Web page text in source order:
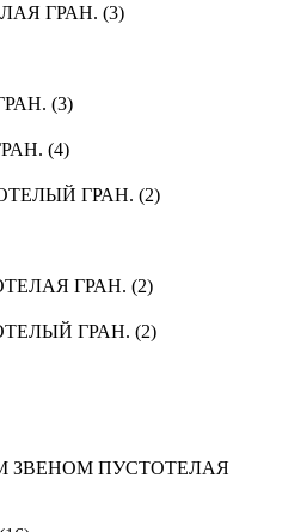
ГРАН. (3)
(3)
(4)
ГРАН. (2)
ГРАН. (2)
ГРАН. (2)
ЗВЕНОМ ПУСТОТЕЛАЯ